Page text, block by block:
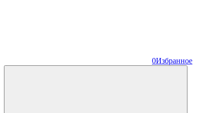
0Избранное